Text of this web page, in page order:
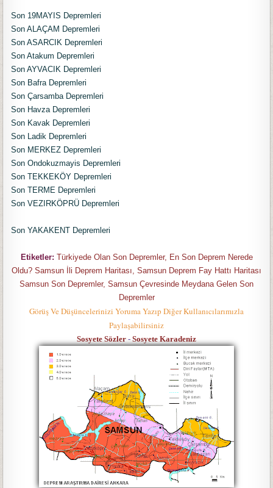
Son 19MAYIS Depremleri
Son ALAÇAM Depremleri
Son ASARCIK Depremleri
Son Atakum Depremleri
Son AYVACIK Depremleri
Son Bafra Depremleri
Son Çarsamba Depremleri
Son Havza Depremleri
Son Kavak Depremleri
Son Ladik Depremleri
Son MERKEZ Depremleri
Son Ondokuzmayis Depremleri
Son TEKKEKÖY Depremleri
Son TERME Depremleri
Son VEZIRKÖPRÜ Depremleri
Son YAKAKENT Depremleri
Etiketler: Türkiyede Olan Son Depremler, En Son Deprem Nerede
Oldu? Samsun İli Deprem Haritası, Samsun Deprem Fay Hattı Haritası
Samsun Son Depremler, Samsun Çevresinde Meydana Gelen Son
Depremler
Görüş Ve Düşüncelerinizi Yoruma Yazıp Diğer Kullanıcılarımızla
Paylaşabilirsiniz
Sosyete Sözler - Sosyete Karadeniz